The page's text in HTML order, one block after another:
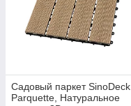
Садовый паркет SinoDeck
Parquette, Натуральное